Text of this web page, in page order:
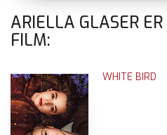
ARIELLA GLASER
FILM:
WHITE BIRD